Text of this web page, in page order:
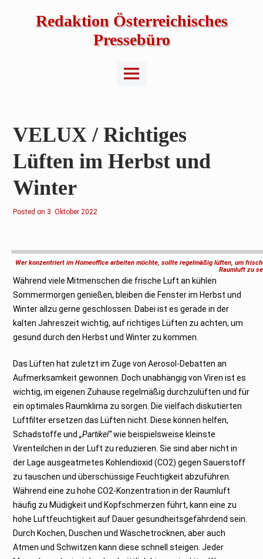
Redaktion Österreichisches
Pressebüro
Main
Menu
VELUX / Richtiges
Lüften im Herbst und
Winter
Posted on 3
o
e
2
2
3. Oktober 2022
Wer konzentriert im Homeoffice arbeiten möchte, sollte regelmäßig lüften, um
Raumluft zu
Während viele Mitmenschen die frische Luft an kühlen
Sommermorgen genießen, bleiben die Fenster im Herbst und
Winter allzu gerne geschlossen. Dabei ist es gerade in der
kalten Jahreszeit wichtig, auf richtiges Lüften zu achten, um
gesund durch den Herbst und Winter zu kommen.
Das Lüften hat zuletzt im Zuge von Aerosol-Debatten an
Aufmerksamkeit gewonnen. Doch unabhängig von Viren ist es
wichtig, im eigenen Zuhause regelmäßig durchzulüften und für
ein optimales Raumklima zu sorgen. Die vielfach diskutierten
Luftfilter ersetzen das Lüften nicht. Diese können helfen,
Schadstoffe und„Partikel“wie beispielsweise kleinste
Virenteilchen in der Luft zu reduzieren. Sie sind aber nicht in
der Lage ausgeatmetes Kohlendioxid (CO2) gegen Sauerstoff
zu tauschen und überschüssige Feuchtigkeit abzuführen.
Während eine zu hohe CO2-Konzentration in der Raumluft
häufig zu Müdigkeit und Kopfschmerzen führt, kann eine zu
hohe Luftfeuchtigkeit auf Dauer gesundheitsgefährdend sein.
Durch Kochen, Duschen und Wäschetrocknen, aber auch
Atmen und Schwitzen kann diese schnell steigen. Jeder